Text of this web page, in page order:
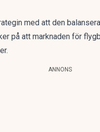
med att den
på att marknaden för
ANNONS